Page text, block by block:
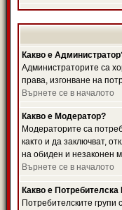
Какво е
Администраторите са
права, изгонване на
Върнете се в началото
Какво е Модератор?
Модераторите са
както и да заключват,
на обиден и незаконен
Върнете се в началото
Какво е Потребителска
Потребителските групи